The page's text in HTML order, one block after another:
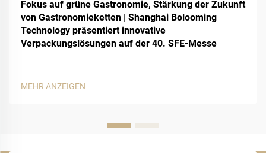
Fokus auf grüne Gastronomie, Stärkung der Zukunft
von Gastronomieketten | Shanghai Bolooming
Technology präsentiert innovative
Verpackungslösungen auf der 40. SFE-Messe
MEHR ANZEIGEN